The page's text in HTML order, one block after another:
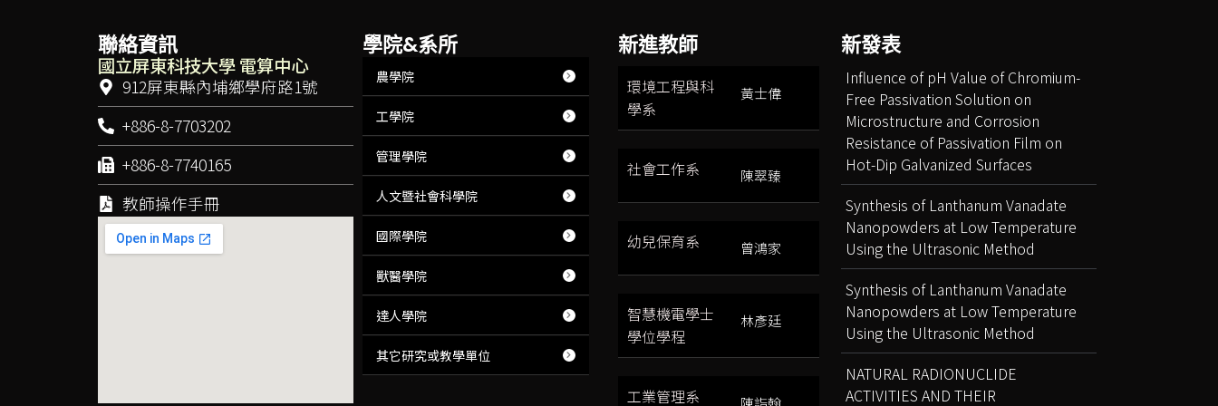
聯絡資訊
國立屏東科技大學 電算中心
912屏東縣內埔鄉學府路1號
+886-8-7703202
+886-8-7740165
教師操作手冊
學院&系所
農學院
工學院
管理學院
人文暨社會科學院
國際學院
獸醫學院
達人學院
其它研究或教學單位
新進教師
環境工程與科
學系
黃士偉
社會工作系 陳翠臻
幼兒保育系 曾鴻家
智慧機電學士
學位學程
林彥廷
工業管理系
新發表
Influence of pH Value of Chromium-
Free Passivation Solution on
Microstructure and Corrosion
Resistance of Passivation Film on
Hot-Dip Galvanized Surfaces
Synthesis of Lanthanum Vanadate
Nanopowders at Low Temperature
Using the Ultrasonic Method
Synthesis of Lanthanum Vanadate
Nanopowders at Low Temperature
Using the Ultrasonic Method
NATURAL RADIONUCLIDE
ACTIVITIES AND THEIR